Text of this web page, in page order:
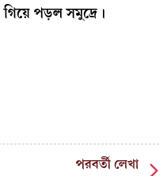
পড়ল সমুদ্রে।
পরবর্তী লেখা